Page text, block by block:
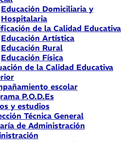
Educación Domiciliaria y
Hospitalaria
de la Calidad Educativa
Educación Artística
Educación Rural
Educación Física
de la Calidad Educativa
escolar
P.O.D.Es
y estudios
Técnica General
de Administración